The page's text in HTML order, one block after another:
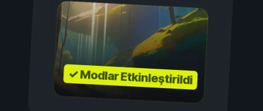
✓ Modlar Etkinleştirildi